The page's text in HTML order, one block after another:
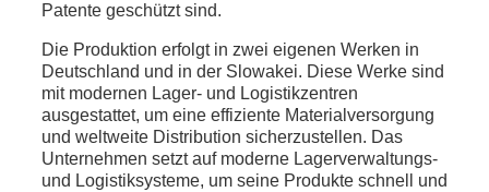
Patente geschützt sind.
Die Produktion erfolgt in zwei eigenen Werken in
Deutschland und in der Slowakei. Diese Werke sind
mit modernen Lager- und Logistikzentren
ausgestattet, um eine effiziente Materialversorgung
und weltweite Distribution sicherzustellen. Das
Unternehmen setzt auf moderne Lagerverwaltungs-
und Logistiksysteme, um seine Produkte schnell und